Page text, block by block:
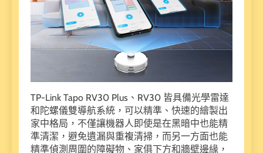
TP-Link Tapo RV30 Plus、RV30 皆具備光學雷達
和陀螺儀雙導航系統，可以精準、快速的繪製出
家中格局，不僅讓機器人即使是在黑暗中也能精
準清潔，避免遺漏與重複清掃，而另一方面也能
精準偵測周圍的障礙物、家俱下方和牆壁邊緣，